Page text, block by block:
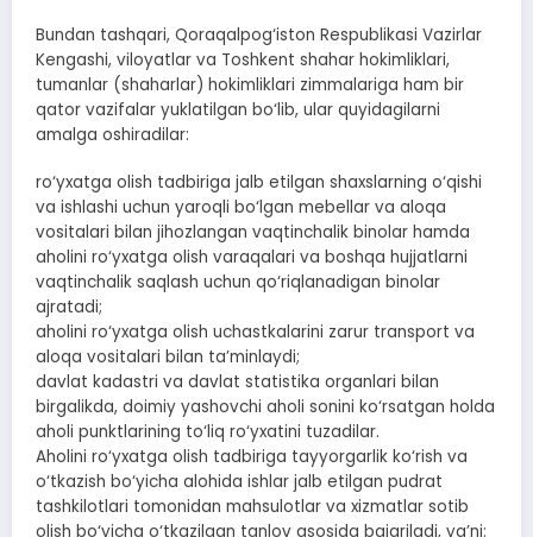
Bundan tashqari, Qoraqalpog‘iston Respublikasi Vazirlar
Kengashi, viloyatlar va Toshkent shahar hokimliklari,
tumanlar (shaharlar) hokimliklari zimmalariga ham bir
qator vazifalar yuklatilgan bo‘lib, ular quyidagilarni
amalga oshiradilar:
ro‘yxatga olish tadbiriga jalb etilgan shaxslarning o‘qishi
va ishlashi uchun yaroqli bo‘lgan mebellar va aloqa
vositalari bilan jihozlangan vaqtinchalik binolar hamda
aholini ro‘yxatga olish varaqalari va boshqa hujjatlarni
vaqtinchalik saqlash uchun qo‘riqlanadigan binolar
ajratadi;
aholini ro‘yxatga olish uchastkalarini zarur transport va
aloqa vositalari bilan ta’minlaydi;
davlat kadastri va davlat statistika organlari bilan
birgalikda, doimiy yashovchi aholi sonini ko‘rsatgan holda
aholi punktlarining to‘liq ro‘yxatini tuzadilar.
Aholini ro‘yxatga olish tadbiriga tayyorgarlik ko‘rish va
o‘tkazish bo‘yicha alohida ishlar jalb etilgan pudrat
tashkilotlari tomonidan mahsulotlar va xizmatlar sotib
olish bo‘yicha o‘tkazilgan tanlov asosida bajariladi, ya’ni: